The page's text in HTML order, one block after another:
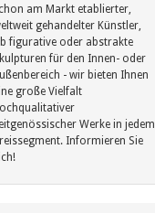
am Markt etablierter,
gehandelter Künstler,
figurative oder abstrakte
für den Innen- oder
- wir bieten Ihnen
große Vielfalt
Werke in jedem
Informieren Sie